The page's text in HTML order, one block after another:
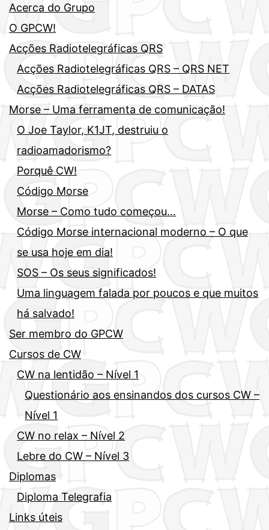
Acerca do Grupo
O GPCW!
Acções Radiotelegráficas QRS
Acções Radiotelegráficas QRS – QRS NET
Acções Radiotelegráficas QRS – DATAS
Morse – Uma ferramenta de comunicação!
O Joe Taylor, K1JT, destruiu o
radioamadorismo?
Porquê CW!
Código Morse
Morse – Como tudo começou…
Código Morse internacional moderno – O que
se usa hoje em dia!
SOS – Os seus significados!
Uma linguagem falada por poucos e que muitos
há salvado!
Ser membro do GPCW
Cursos de CW
CW na lentidão – Nível 1
Questionário aos ensinandos dos cursos CW –
Nível 1
CW no relax – Nível 2
Lebre do CW – Nível 3
Diplomas
Diploma Telegrafia
Links úteis